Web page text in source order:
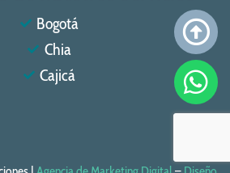
Bogotá
Chia
Cajicá